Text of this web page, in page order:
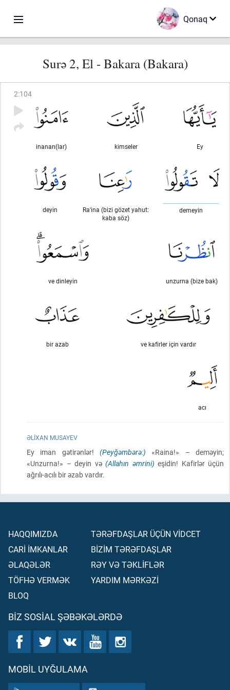
Qonaq
Surə 2, El - Bakara (Bakara)
2:104
Ey
kimseler
inanan(lar)
demeyin
Ra'ina (bizi gözet yahut:
kaba söz)
deyin
unzurna (bize bak)
ve dinleyin
ve kafirler için vardır
bir azab
acı
ƏLIXAN MUSAYEV
Ey iman gətirənlər! (Peyğəmbərə:) «Raina!» – deməyin;
«Unzurna!» – deyin və (Allahın əmrini) eşidin! Kafirlər üçün
ağrılı-acılı bir əzab vardır.
HAQQIMIZDA
CARİ İMKANLAR
ƏLAQƏLƏR
TÖFHƏ VERMƏK
BLOQ
TƏRƏFDAŞLAR ÜÇÜN VİDCET
BİZİM TƏRƏFDAŞLAR
RƏY VƏ TƏKLİFLƏR
YARDIM MƏRKƏZİ
BIZ SOSIAL ŞƏBƏKƏLƏRDƏ
MOBIL UYĞULAMA